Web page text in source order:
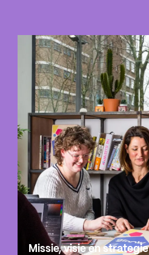
Missie, visie en strategie